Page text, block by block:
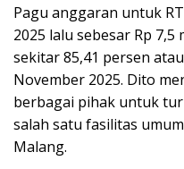
Pagu anggaran untuk
2025 lalu sebesar Rp
sekitar 85,41 persen
November 2025. Dito
berbagai pihak untuk
salah satu fasilitas
Malang.